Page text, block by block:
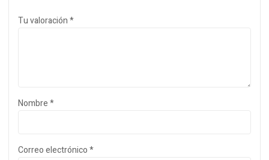
Tu valoración*
Nombre*
Correo electrónico*